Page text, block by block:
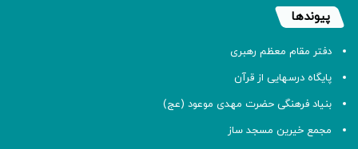
پیوندها
دفتر مقام معظم رهبری
پایگاه درسهایی از قرآن
بنیاد فرهنگی حضرت مهدی موعود (عج)
مجمع خیرین مسجد ساز